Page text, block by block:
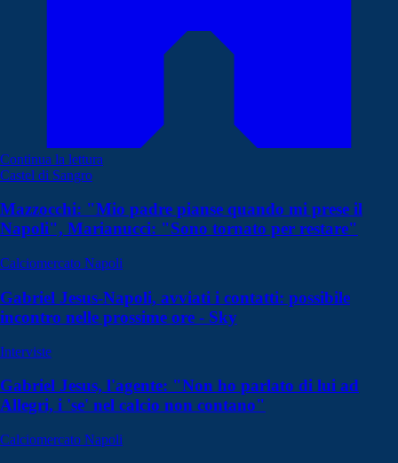
Continua la lettura
Castel di Sangro
Mazzocchi: "Mio padre pianse quando mi prese il
Napoli", Marianucci: "Sono tornato per restare"
Calciomercato Napoli
Gabriel Jesus-Napoli, avviati i contatti: possibile
incontro nelle prossime ore - Sky
Interviste
Gabriel Jesus, l'agente: "Non ho parlato di lui ad
Allegri, i 'se' nel calcio non contano"
Calciomercato Napoli